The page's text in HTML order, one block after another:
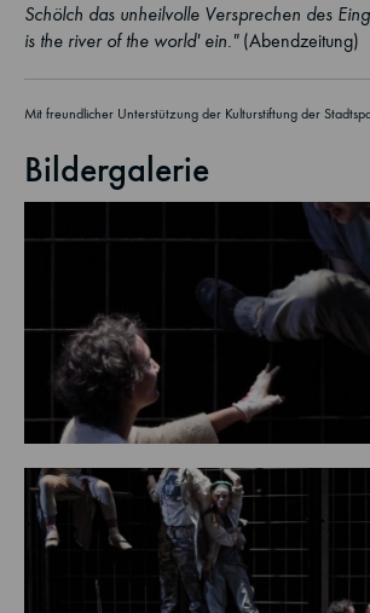
Schölch das unheilvolle Versprechen des
is the river of the world' ein." (Abendzeitung)
Mit freundlicher Unterstützung der Kulturstiftung der
Bildergalerie